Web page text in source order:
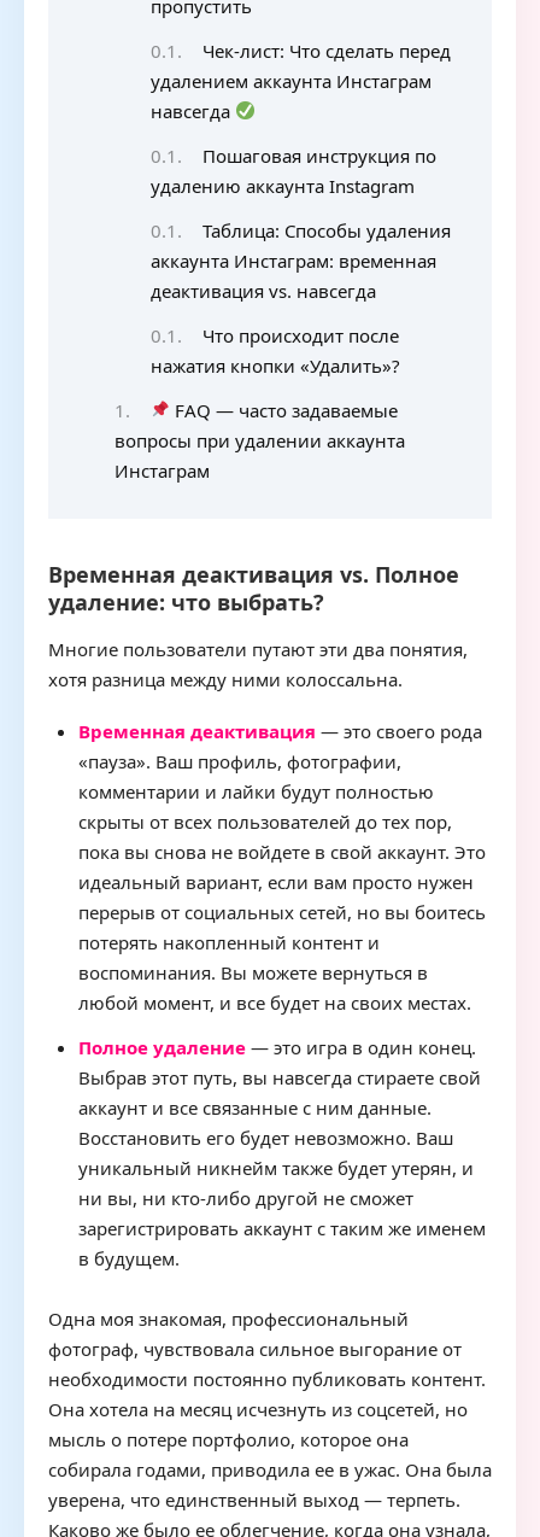
пропустить
Чек-лист: Что сделать перед
удалением аккаунта Инстаграм
навсегда
Пошаговая инструкция по
удалению аккаунта Instagram
Таблица: Способы удаления
аккаунта Инстаграм: временная
деактивация vs. навсегда
Что происходит после
нажатия кнопки «Удалить»?
FAQ — часто задаваемые
вопросы при удалении аккаунта
Инстаграм
Временная деактивация vs. Полное
удаление: что выбрать?
Многие пользователи путают эти два понятия,
хотя разница между ними колоссальна.
Временная деактивация — это своего рода
«пауза». Ваш профиль, фотографии,
комментарии и лайки будут полностью
скрыты от всех пользователей до тех пор,
пока вы снова не войдете в свой аккаунт. Это
идеальный вариант, если вам просто нужен
перерыв от социальных сетей, но вы боитесь
потерять накопленный контент и
воспоминания. Вы можете вернуться в
любой момент, и все будет на своих местах.
Полное удаление — это игра в один конец.
Выбрав этот путь, вы навсегда стираете свой
аккаунт и все связанные с ним данные.
Восстановить его будет невозможно. Ваш
уникальный никнейм также будет утерян, и
ни вы, ни кто-либо другой не сможет
зарегистрировать аккаунт с таким же именем
в будущем.
Одна моя знакомая, профессиональный
фотограф, чувствовала сильное выгорание от
необходимости постоянно публиковать контент.
Она хотела на месяц исчезнуть из соцсетей, но
мысль о потере портфолио, которое она
собирала годами, приводила ее в ужас. Она была
уверена, что единственный выход — терпеть.
Каково же было ее облегчение, когда она узнала,